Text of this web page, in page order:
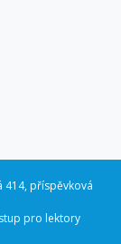
414, příspěvková
pro lektory